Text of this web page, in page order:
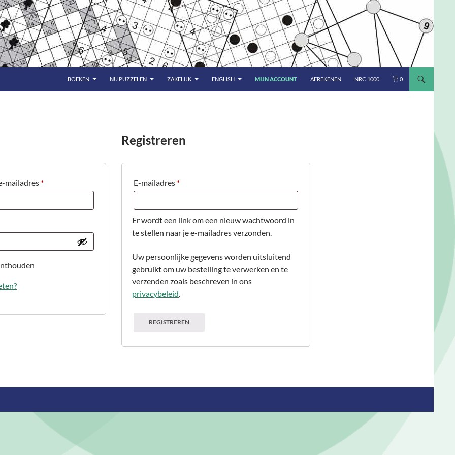
BOEKEN NU PUZZELEN ZAKELIJK ENGLISH MIJN ACCOUNT AFREKENEN NRC 1000 0
mailadres*Vereist
Registreren
E-mailadres*Vereist
Er wordt een link om een nieuw wachtwoord in
te stellen naar je e-mailadres verzonden.
Uw persoonlijke gegevens worden uitsluitend
gebruikt om uw bestelling te verwerken en te
verzenden zoals beschreven in ons
privacybeleid.
REGISTREREN